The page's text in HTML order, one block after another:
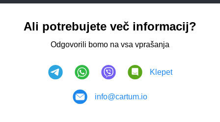
Ali potrebujete več informacij?
Odgovorili bomo na vsa vprašanja
Klepet
info@cartum.io